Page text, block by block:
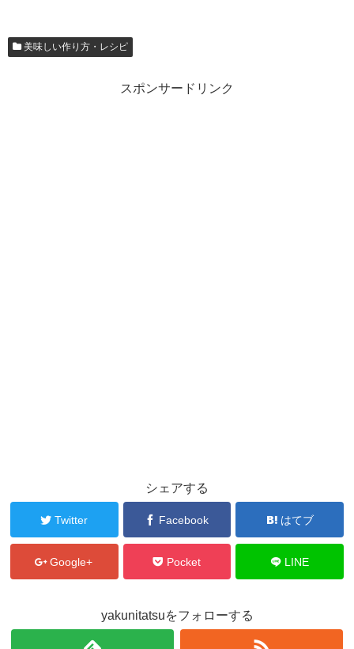
美味しい作り方・レシピ
スポンサードリンク
シェアする
Twitter Facebook はてブ
Google+ Pocket LINE
yakunitatsuをフォローする